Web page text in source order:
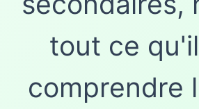
tout ce
comprendre